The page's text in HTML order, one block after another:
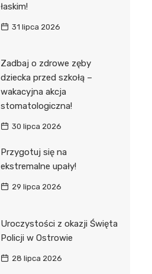
łaskim!
31 lipca 2026
Zadbaj o zdrowe zęby
dziecka przed szkołą –
wakacyjna akcja
stomatologiczna!
30 lipca 2026
Przygotuj się na
ekstremalne upały!
29 lipca 2026
Uroczystości z okazji Święta
Policji w Ostrowie
28 lipca 2026